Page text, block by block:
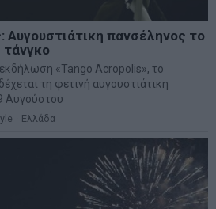
πανσέληνος το
τάνγκο
«Tango Acropolis», το
τη φετινή αυγουστιάτικη
Αυγούστου
Ελλάδα